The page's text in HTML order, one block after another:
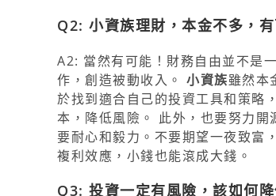
Q2: 小資族理財 ，本金不多，
A2: 當然有可能！財務自由並不是
作，創造被動收入。 小資族雖然本
於找到適合自己的投資工具和策略
本，降低風險。 此外，也要努力
要耐心和毅力。不要期望一夜致富
複利效應，小錢也能滾成大錢。
Q3: 投資一定有風險，該如何降